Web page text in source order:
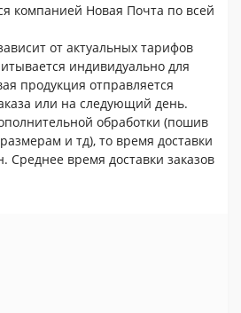
компанией Новая Почта по всей
от актуальных тарифов
индивидуально для
продукция отправляется
или на следующий день.
обработки (пошив
и тд), то время доставки
Среднее время доставки заказов